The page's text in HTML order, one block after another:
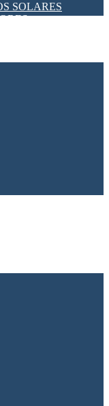
SOLARES
PARA